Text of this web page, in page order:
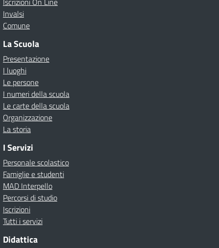
Invalsi
Comune
La Scuola
Presentazione
I luoghi
Le persone
I numeri della scuola
Le carte della scuola
Organizzazione
La storia
I Servizi
Personale scolastico
Famiglie e studenti
MAD Interpello
Percorsi di studio
Iscrizioni
Tutti i servizi
Didattica